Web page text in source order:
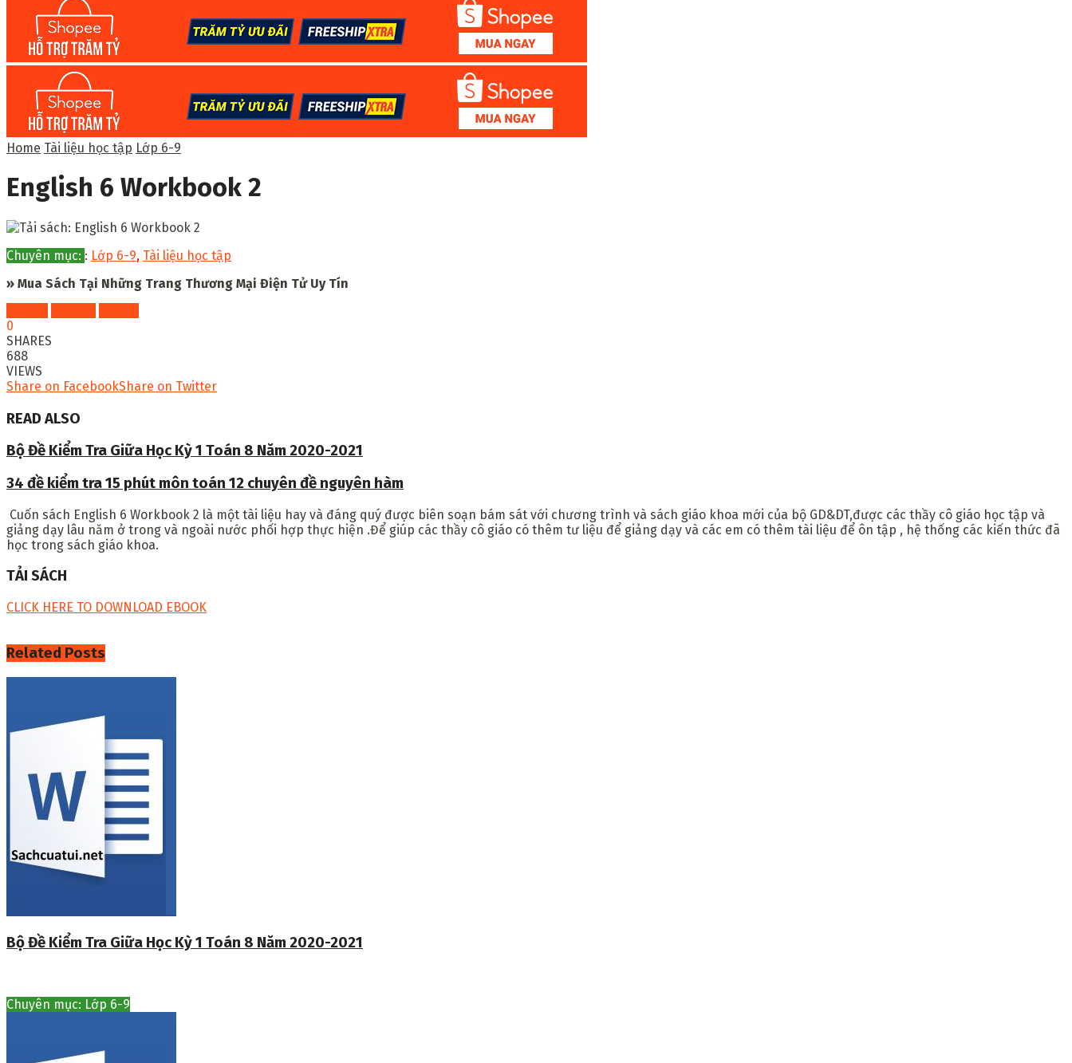
Home Tài liệu học tập Lớp 6-9
English 6 Workbook 2
Chuyên mục: : Lớp 6-9, Tài liệu học tập
» Mua Sách Tại Những Trang Thương Mại Điện Tử Uy Tín
0
SHARES
688
VIEWS
Share on FacebookShare on Twitter
READ ALSO
Bộ Đề Kiểm Tra Giữa Học Kỳ 1 Toán 8 Năm 2020-2021
34 đề kiểm tra 15 phút môn toán 12 chuyên đề nguyên hàm
Cuốn sách English 6 Workbook 2 là một tài liệu hay và đáng quý được biên soạn bám sát với chương trình và sách giáo khoa mới của bộ GD&DT,được các thầy cô giáo học tập và
giảng dạy lâu năm ở trong và ngoài nước phối hợp thực hiện .Để giúp các thầy cô giáo có thêm tư liệu để giảng dạy và các em có thêm tài liệu để ôn tập , hệ thống các kiến thức đã
học trong sách giáo khoa.
TẢI SÁCH
CLICK HERE TO DOWNLOAD EBOOK
Related Posts
Bộ Đề Kiểm Tra Giữa Học Kỳ 1 Toán 8 Năm 2020-2021
Chuyên mục: Lớp 6-9